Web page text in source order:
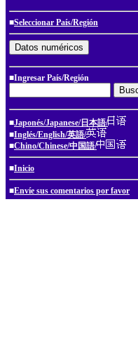
■Seleccionar País/Región
■Ingresar País/Región
■Japonés/Japanese/日本語/
■Inglés/English/英語/
■Chino/Chinese/中国語/
■Inicio
■Envíe sus comentarios por favor